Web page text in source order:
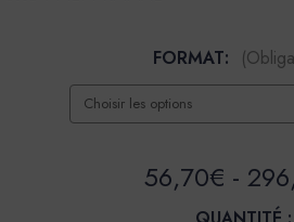
FORMAT:
56,70€ -